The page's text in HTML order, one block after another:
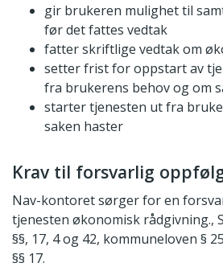
gir brukeren mulighet til
før det fattes vedtak
fatter skriftlige vedtak om
setter frist for oppstart av
fra brukerens behov og om
starter tjenesten ut fra
saken haster
Krav til forsvarlig
Nav-kontoret sørger for en
tjenesten økonomisk rådgivning.,
§§, 17, 4 og 42, kommuneloven §
§§ 17.